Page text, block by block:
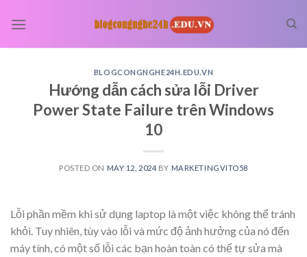
BLOGCONGNGHE24H.EDU.VN
Hướng dẫn cách sửa lỗi Driver
Power State Failure trên Windows
10
POSTED ON MAY 12, 2024 BY MARKETINGVITO58
Lỗi phần mềm khi sử dụng laptop là một việc không thể tránh
khỏi. Tuy nhiên, tùy vào lỗi và mức độ ảnh hưởng của nó đến
máy tính, có một số lỗi các bạn hoàn toàn có thể tự sửa mà